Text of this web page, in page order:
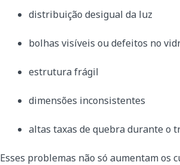
distribuição desigual da luz
bolhas visíveis ou defeitos no
estrutura frágil
dimensões inconsistentes
altas taxas de quebra durante o
Esses problemas não só aumentam os